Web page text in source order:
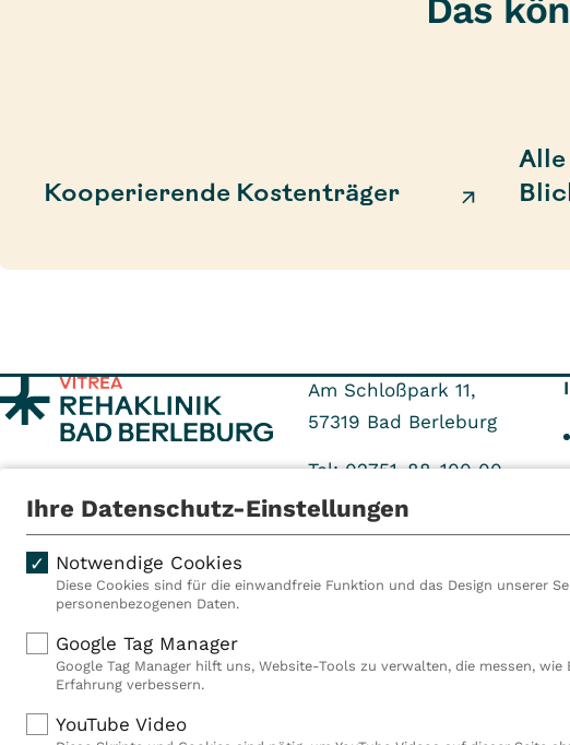
Das
Kooperierende Kostenträger
Am Schloßpark 11,
57319 Bad Berleburg
Tel: 02751-88-100 00
Fax: 02751-88-719 99
Rahmen der Gruppe betreiben wir
Ihre Datenschutz-Einstellungen
Notwendige Cookies
Diese Cookies sind für die einwandfreie Funktion und das Design unserer
personenbezogenen Daten.
Google Tag Manager
Google Tag Manager hilft uns, Website-Tools zu verwalten, die messen,
Erfahrung verbessern.
YouTube Video